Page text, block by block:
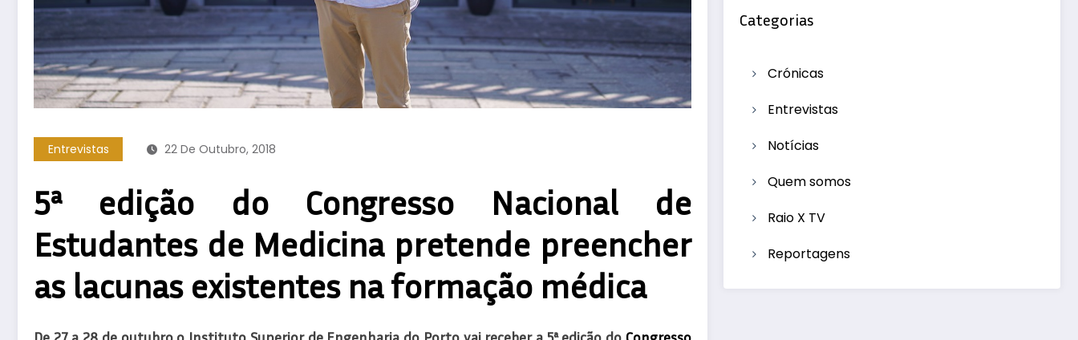
Entrevistas 22 De Outubro, 2018
5ª edição do Congresso Nacional de
Estudantes de Medicina pretende preencher
as lacunas existentes na formação médica
Categorias
Crónicas
Entrevistas
Notícias
Quem somos
Raio X TV
Reportagens